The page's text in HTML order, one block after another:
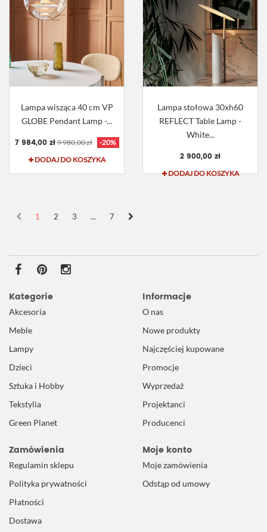
Lampa wisząca 40 cm VP
GLOBE Pendant Lamp -...
7 984,00 zł 9 980,00 zł
-20%
DODAJ DO KOSZYKA
Lampa stołowa 30xh60
REFLECT Table Lamp -
White...
2 900,00 zł
DODAJ DO KOSZYKA
1 2 3 ... 7
Kategorie
Akcesoria
Meble
Lampy
Dzieci
Sztuka i Hobby
Tekstylia
Green Planet
Informacje
O nas
Nowe produkty
Najczęściej kupowane
Promocje
Wyprzedaż
Projektanci
Producenci
Zamówienia
Regulamin sklepu
Polityka prywatności
Płatności
Dostawa
Moje konto
Moje zamówienia
Odstąp od umowy